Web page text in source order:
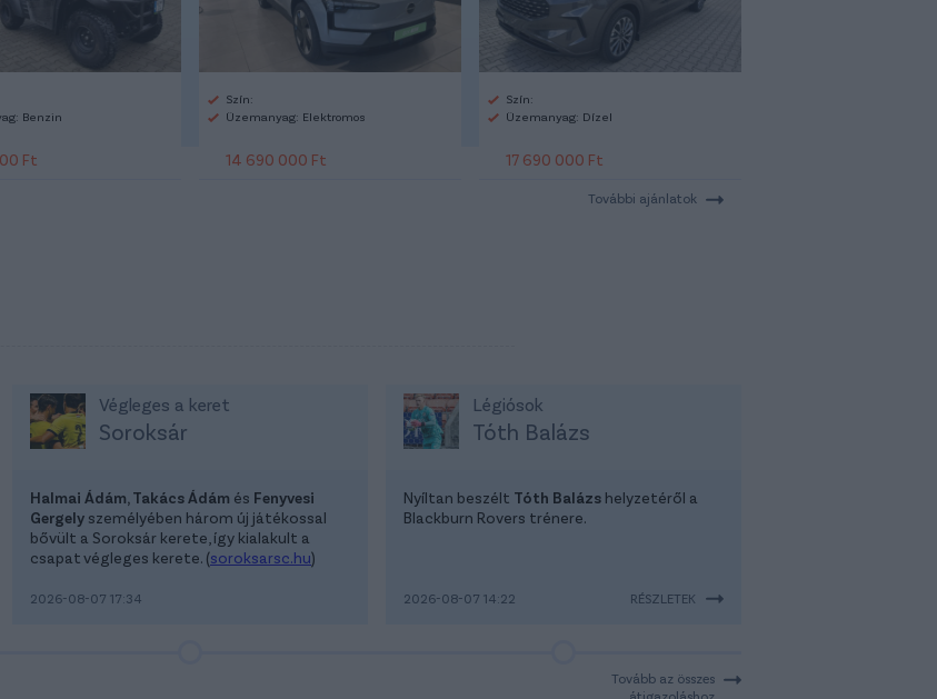
Benzin
Ft
Szín:
Üzemanyag: Elektromos
14 690 000 Ft
Szín:
Üzemanyag: Dízel
17 690 000 Ft
További ajánlatok
Végleges a keret
Soroksár
Halmai Ádám, Takács Ádám és Fenyvesi
Gergely személyében három új játékossal
bővült a Soroksár kerete, így kialakult a
csapat végleges kerete. (soroksarsc.hu)
2026-08-07 17:34
Légiósok
Tóth Balázs
Nyíltan beszélt Tóth Balázs helyzetéről a
Blackburn Rovers trénere.
2026-08-07 14:22 RÉSZLETEK
Tovább az összes
átigazoláshoz